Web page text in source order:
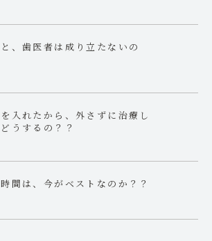
、歯医者は成り立たないの
入れたから、外さずに治療し
うするの？？
間は、今がベストなのか？？